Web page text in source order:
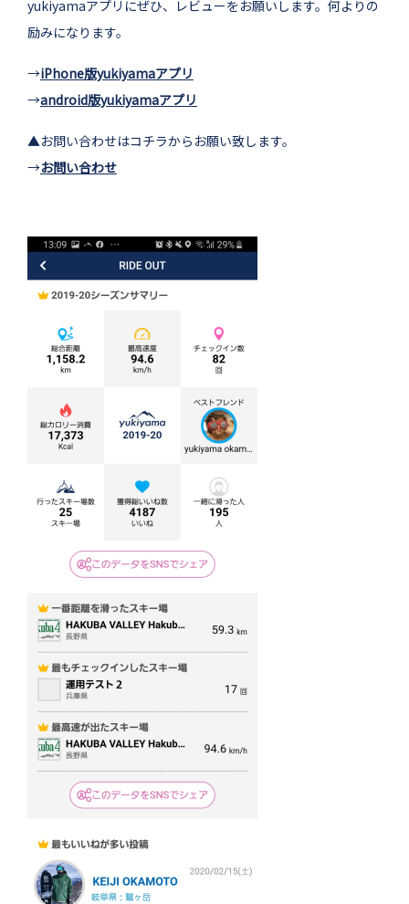
yukiyamaアプリにぜひ、レビューをお願いします。何よりの
励みになります。
→iPhone版yukiyamaアプリ
→android版yukiyamaアプリ
▲お問い合わせはコチラからお願い致します。
→お問い合わせ